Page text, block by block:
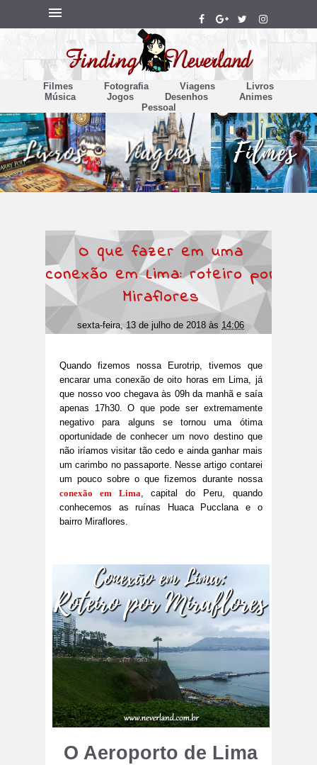
Filmes Fotografia Viagens
Livros
Música
Jogos Desenhos
Animes
Pessoal
O que fazer em uma
conexão em Lima: roteiro por
Miraflores
sexta-feira, 13 de julho de 2018às 14:06
Quando fizemos nossa Eurotrip, tivemos que
encarar uma conexão de oito horas em Lima, já
que nosso voo chegava às 09h da manhã e saía
apenas 17h30. O que pode ser extremamente
negativo para alguns se tornou uma ótima
oportunidade de conhecer um novo destino que
não iríamos visitar tão cedo e ainda ganhar mais
um carimbo no passaporte. Nesse artigo contarei
um pouco sobre o que fizemos durante nossa
conexão em Lima, capital do Peru, quando
conhecemos as ruínas Huaca Pucclana e o
bairro Miraflores.
O Aeroporto de Lima